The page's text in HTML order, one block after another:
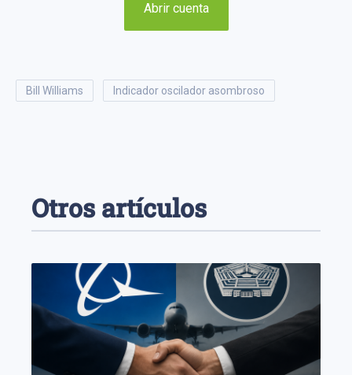
Abrir cuenta
Bill Williams indicador oscilador asombroso
Otros artículos